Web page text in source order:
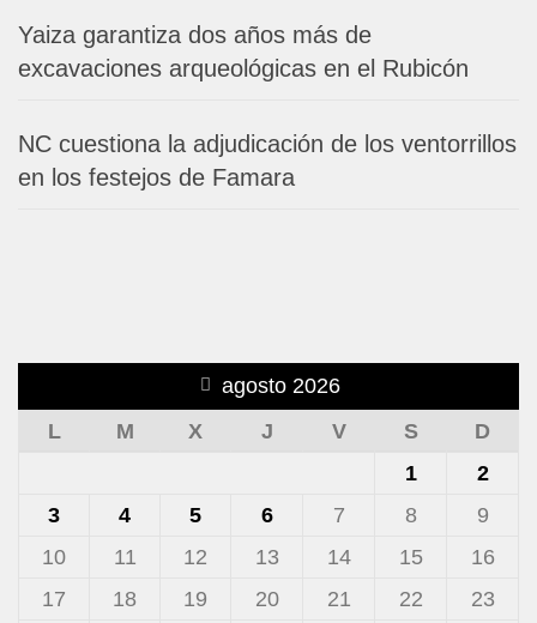
Yaiza garantiza dos años más de
excavaciones arqueológicas en el Rubicón
NC cuestiona la adjudicación de los ventorrillos
en los festejos de Famara
agosto 2026
L
M X J V S
D
1
2
3
4 5 6 7 8
9
10
11 12 13 14 15
16
17
18 19 20 21 22
23